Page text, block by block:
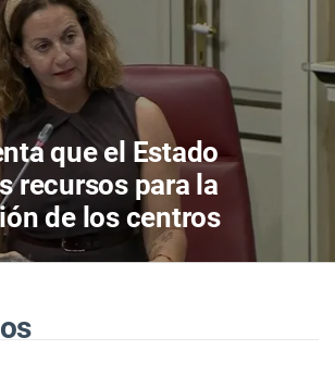
que el Estado
recursos para la
de los centros
Fuerteventura